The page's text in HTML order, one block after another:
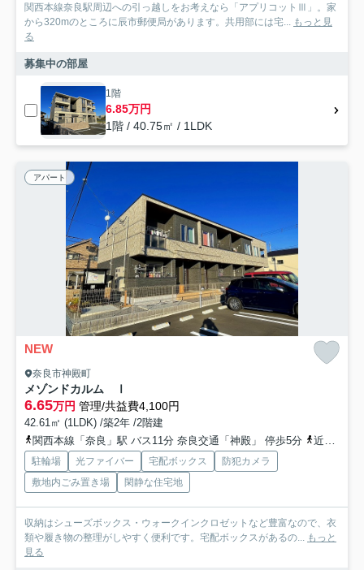
関西本線奈良駅周辺への引っ越しをお考えなら「アプリコットⅢ」。家
から320mのところに辰市郵便局があります。共用部には宅... もっと見
る
募集中の部屋
1階
6.85万円
1階 / 40.75㎡ / 1LDK
アパート
NEW
奈良市神殿町
メゾンドカルム Ⅰ
6.65万円 管理/共益費4,100円
42.61㎡ (1LDK) /築2年 /2階建
関西本線「奈良」駅 バス11分 奈良交通「神殿」 停歩5分
近鉄難波・奈良線「近鉄奈良」駅 バス15分 奈良交通「神殿」 停歩5分
駐輪場 光ファイバー 宅配ボックス
防犯カメラ
敷地内ごみ置き場
閑静な住宅地
収納はシューズボックス・ウォークインクロゼットなど豊富なので、衣
類や履き物の整理がしやすく便利です。宅配ボックスがあるの... もっと
見る